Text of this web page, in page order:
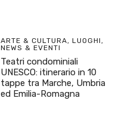
ARTE & CULTURA, LUOGHI,
NEWS & EVENTI
Teatri condominiali
UNESCO: itinerario in 10
tappe tra Marche, Umbria
ed Emilia-Romagna